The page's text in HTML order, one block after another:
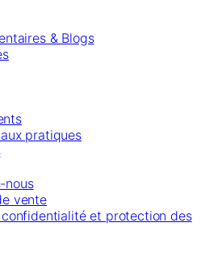
& Blogs
pratiques
nous
vente
et protection des